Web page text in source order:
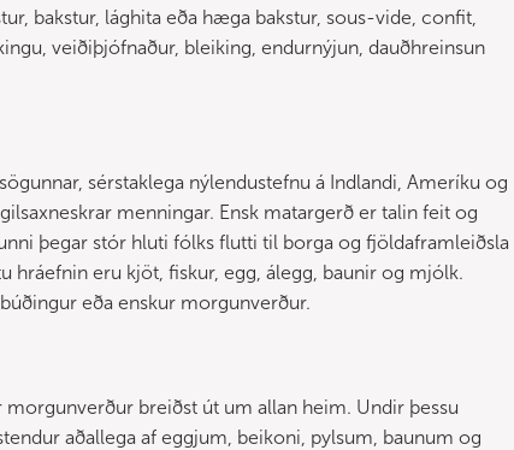
bakstur, lághita eða hæga bakstur, sous-vide, confit,
veiðiþjófnaður, bleiking, endurnýjun, dauðhreinsun
sérstaklega nýlendustefnu á Indlandi, Ameríku og
menningar. Ensk matargerð er talin feit og
þegar stór hluti fólks flutti til borga og fjöldaframleiðsla
eru kjöt, fiskur, egg, álegg, baunir og mjólk.
eða enskur morgunverður.
breiðst út um allan heim. Undir þessu
aðallega af eggjum, beikoni, pylsum, baunum og